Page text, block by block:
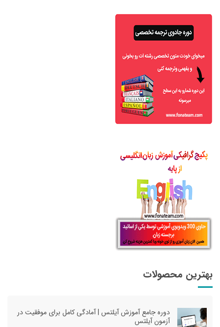
بهترین محصولات
دوره جامع آموزش آیلتس | آمادگی کامل برای موفقیت در
آزمون آیلتس